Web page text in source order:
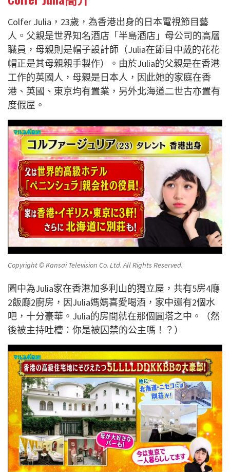
Colfer Julia，23歲，為香港出身的日本電視節目藝
人。父親是世界知名酒店「半島酒店」母公司的高層
職員，母親則是帽子設計師（Julia在節目中戴的花花
帽正是其母親親手製作）。由於Julia的父親是在香港
工作的英國人，母親是日本人，因此她的家庭在香
港、英國、東京均有置業，另外北海道二世古亦置有
度假屋。
Copyright © Kansai Television Co. Ltd. All Rights Reserved.
圖中為Julia家在香港加多利山的獨立屋，共有5房4廳
2飯廳2廚房，因Julia媽媽喜愛喝酒，家中還有2個水
吧，十分豪華。Julia的房間就在那個圓塔之中。（然
後被主持吐槽：你是被囚禁的公主嗎！？）